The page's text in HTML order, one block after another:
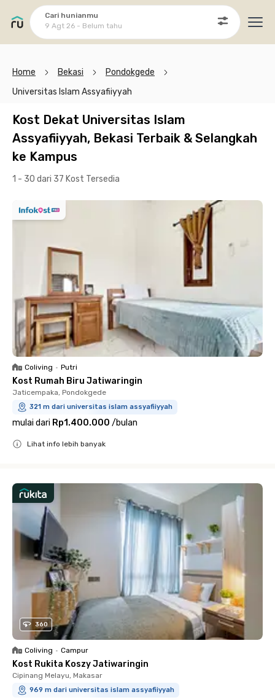
Cari hunianmu
9 Agt 26 - Belum tahu
Home Bekasi
Pondokgede
Universitas Islam Assyafiiyyah
Kost Dekat Universitas Islam
Assyafiiyyah, Bekasi Terbaik & Selangkah
ke Kampus
1 - 30 dari 37 Kost Tersedia
Coliving • Putri
Kost Rumah Biru Jatiwaringin
Jaticempaka, Pondokgede
321 m dari universitas islam assyafiiyyah
mulai dari Rp1.400.000 /bulan
Lihat info lebih banyak
360
Coliving • Campur
Kost Rukita Koszy Jatiwaringin
Cipinang Melayu, Makasar
969 m dari universitas islam assyafiiyyah